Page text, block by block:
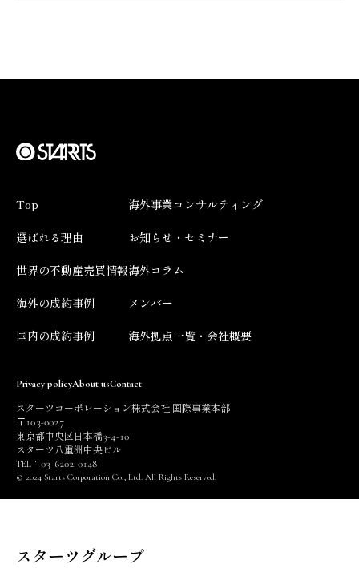
Top
選ばれる理由
世界の不動産売買情報
海外の成約事例
国内の成約事例
海外事業コンサルティング
お知らせ・セミナー
海外コラム
メンバー
海外拠点一覧・会社概要
Privacy policyAbout usContact
スターツコーポレーション株式会社 国際事業本部
〒 103-0027
東京都中央区日本橋3-4-10
スターツ八重洲中央ビル
TEL： 03-6202-0148
© 2024 Starts Corporation Co., Ltd. All Rights Reserved.
スターツグループ